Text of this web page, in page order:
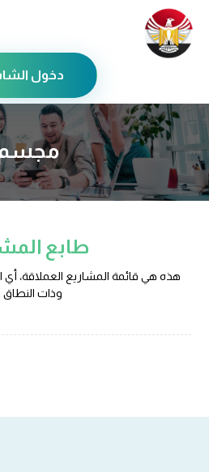
دخول
طابع
هذه هي قائمة المشاريع العملاقة، أي
وذات النطاق ...